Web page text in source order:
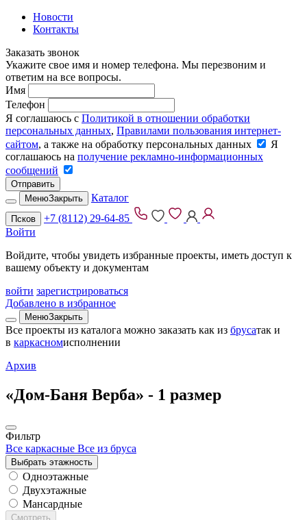
Новости
Контакты
Заказать звонок
Укажите свое имя и номер телефона. Мы перезвоним и
ответим на все вопросы.
Имя
Телефон
Я соглашаюсь с Политикой в отношении обработки
персональных данных, Правилами пользования интернет-
сайтом, а также на обработку персональных данных
Я
соглашаюсь на получение рекламно-информационных
сообщений
Отправить
МенюЗакрыть Каталог
Псков
+7 (8112) 29-64-85
Войти
Войдите, чтобы увидеть избранные проекты, иметь доступ к
вашему объекту и документам
войти зарегистрироваться
Добавлено в избранное
МенюЗакрыть
Все проекты из каталога можно заказать как из брусатак и
в каркасномисполнении
Архив
«Дом-Баня Верба» - 1 размер
Фильтр
Все каркасные Все из бруса
Выбрать этажность
Одноэтажные
Двухэтажные
Мансардные
Смотреть